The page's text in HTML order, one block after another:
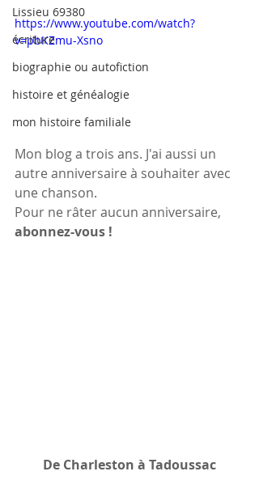
Lissieu 69380
écriture
biographie ou autofiction
histoire et généalogie
mon histoire familiale
https://www.youtube.com/watch?
v=pbKZmu-Xsno
Mon blog a trois ans. J'ai aussi un
autre anniversaire à souhaiter avec
une chanson.
Pour ne râter aucun anniversaire,
abonnez-vous !
De Charleston à Tadoussac